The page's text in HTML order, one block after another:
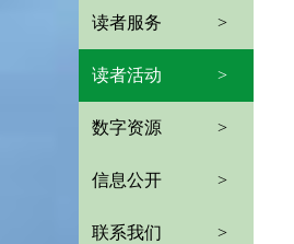
读者服务 >
读者活动 >
数字资源 >
信息公开 >
联系我们 >